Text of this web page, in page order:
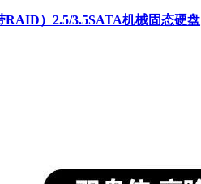
）2.5/3.5SATA机械固态硬盘